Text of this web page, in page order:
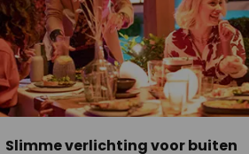
Slimme verlichting voor buiten